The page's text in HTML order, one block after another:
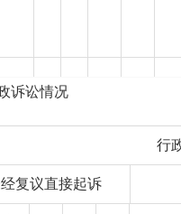
0 0 0
诉讼情况
行政诉
复议直接起诉